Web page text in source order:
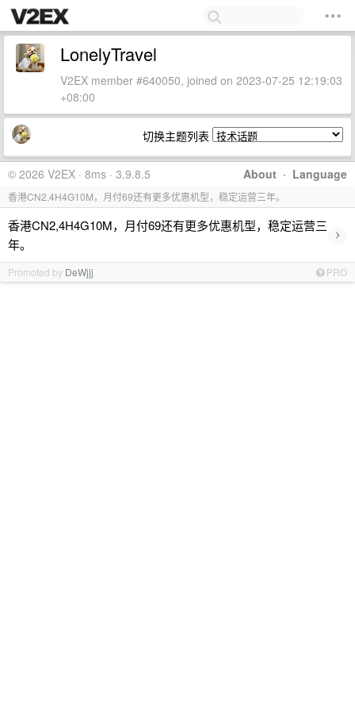
LonelyTravel
V2EX member #640050, joined on 2023-07-25 12:19:03
+08:00
切换主题列表
About · Language
© 2026 V2EX · 8ms · 3.9.8.5
香港CN2,4H4G10M，月付69还有更多优惠机型，稳定运营三年。
香港CN2,4H4G10M，月付69还有更多优惠机型，稳定运营三
年。
›
Promoted by DeWjjj PRO